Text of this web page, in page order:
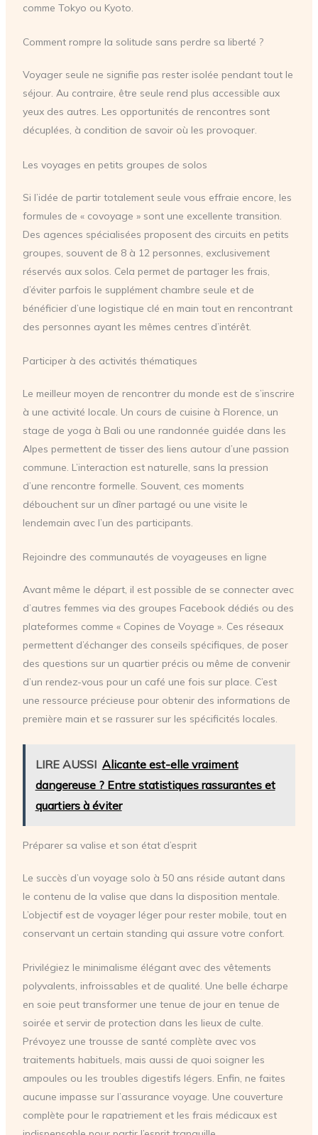
comme Tokyo ou Kyoto.
Comment rompre la solitude sans perdre sa liberté ?
Voyager seule ne signifie pas rester isolée pendant tout le
séjour. Au contraire, être seule rend plus accessible aux
yeux des autres. Les opportunités de rencontres sont
décuplées, à condition de savoir où les provoquer.
Les voyages en petits groupes de solos
Si l’idée de partir totalement seule vous effraie encore, les
formules de « covoyage » sont une excellente transition.
Des agences spécialisées proposent des circuits en petits
groupes, souvent de 8 à 12 personnes, exclusivement
réservés aux solos. Cela permet de partager les frais,
d’éviter parfois le supplément chambre seule et de
bénéficier d’une logistique clé en main tout en rencontrant
des personnes ayant les mêmes centres d’intérêt.
Participer à des activités thématiques
Le meilleur moyen de rencontrer du monde est de s’inscrire
à une activité locale. Un cours de cuisine à Florence, un
stage de yoga à Bali ou une randonnée guidée dans les
Alpes permettent de tisser des liens autour d’une passion
commune. L’interaction est naturelle, sans la pression
d’une rencontre formelle. Souvent, ces moments
débouchent sur un dîner partagé ou une visite le
lendemain avec l’un des participants.
Rejoindre des communautés de voyageuses en ligne
Avant même le départ, il est possible de se connecter avec
d’autres femmes via des groupes Facebook dédiés ou des
plateformes comme « Copines de Voyage ». Ces réseaux
permettent d’échanger des conseils spécifiques, de poser
des questions sur un quartier précis ou même de convenir
d’un rendez-vous pour un café une fois sur place. C’est
une ressource précieuse pour obtenir des informations de
première main et se rassurer sur les spécificités locales.
LIRE AUSSI Alicante est-elle vraiment
dangereuse ? Entre statistiques rassurantes et
quartiers à éviter
Préparer sa valise et son état d’esprit
Le succès d’un voyage solo à 50 ans réside autant dans
le contenu de la valise que dans la disposition mentale.
L’objectif est de voyager léger pour rester mobile, tout en
conservant un certain standing qui assure votre confort.
Privilégiez le minimalisme élégant avec des vêtements
polyvalents, infroissables et de qualité. Une belle écharpe
en soie peut transformer une tenue de jour en tenue de
soirée et servir de protection dans les lieux de culte.
Prévoyez une trousse de santé complète avec vos
traitements habituels, mais aussi de quoi soigner les
ampoules ou les troubles digestifs légers. Enfin, ne faites
aucune impasse sur l’assurance voyage. Une couverture
complète pour le rapatriement et les frais médicaux est